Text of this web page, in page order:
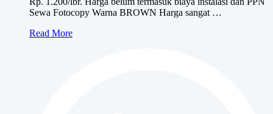
Sewa Fotocopy Warna BROWN Harga sangat …
Sewa
Read More